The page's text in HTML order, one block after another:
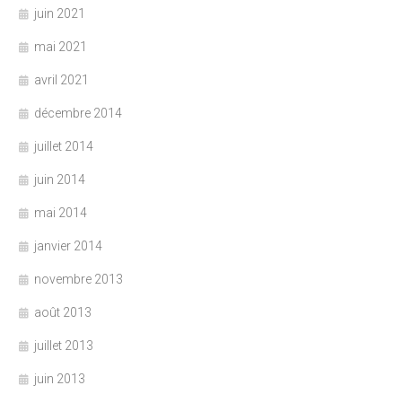
juin 2021
mai 2021
avril 2021
décembre 2014
juillet 2014
juin 2014
mai 2014
janvier 2014
novembre 2013
août 2013
juillet 2013
juin 2013